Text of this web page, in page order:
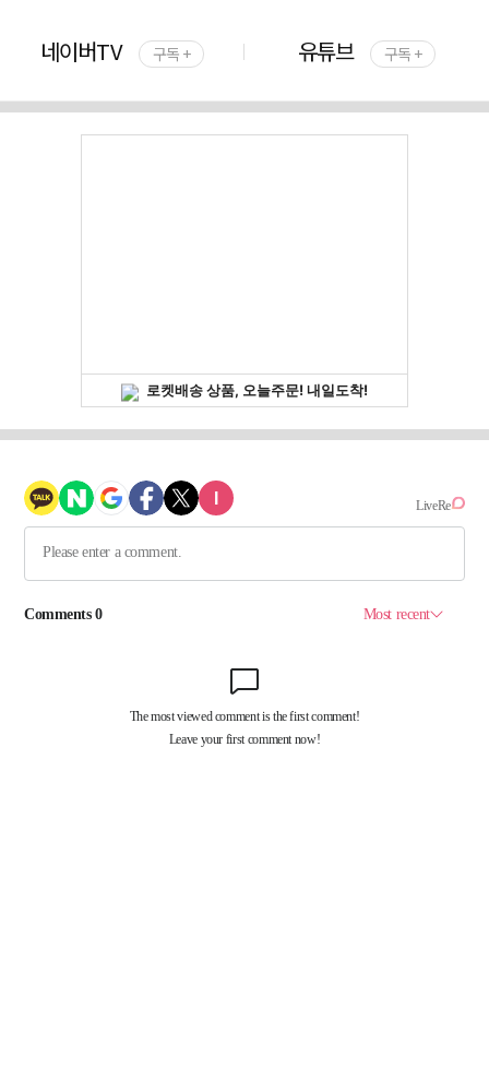
네이버TV 구독 + 유튜브 구독 +